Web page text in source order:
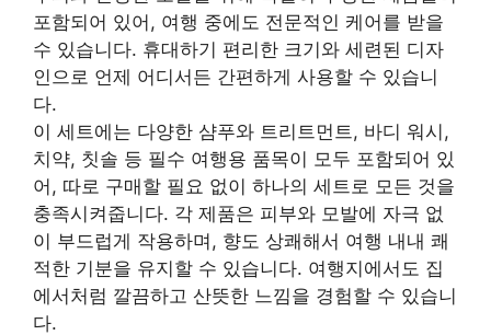
포함되어 있어, 여행 중에도 전문적인 케어를 받을
수 있습니다. 휴대하기 편리한 크기와 세련된 디자
인으로 언제 어디서든 간편하게 사용할 수 있습니
다.
이 세트에는 다양한 샴푸와 트리트먼트, 바디 워시,
치약, 칫솔 등 필수 여행용 품목이 모두 포함되어 있
어, 따로 구매할 필요 없이 하나의 세트로 모든 것을
충족시켜줍니다. 각 제품은 피부와 모발에 자극 없
이 부드럽게 작용하며, 향도 상쾌해서 여행 내내 쾌
적한 기분을 유지할 수 있습니다. 여행지에서도 집
에서처럼 깔끔하고 산뜻한 느낌을 경험할 수 있습니
다.